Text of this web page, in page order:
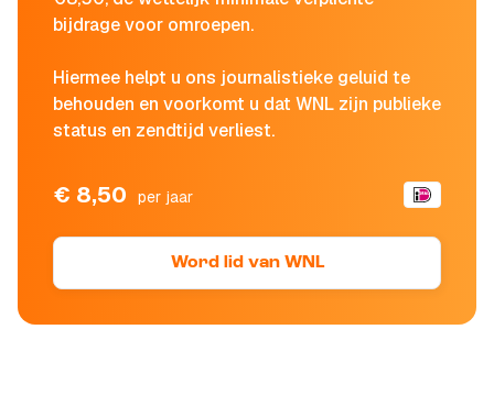
bijdrage voor omroepen.
Hiermee helpt u ons journalistieke geluid te
behouden en voorkomt u dat WNL zijn publieke
status en zendtijd verliest.
€ 8,50 per jaar
Word lid van WNL